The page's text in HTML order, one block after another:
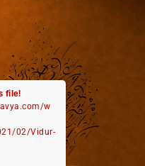
file!
w
02/Vidur-